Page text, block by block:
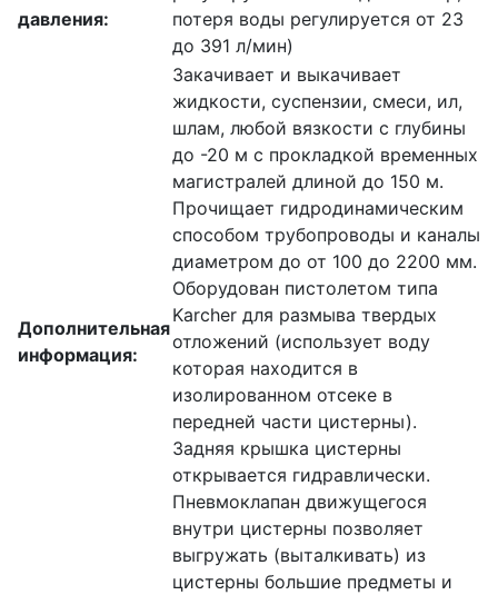
давления:
потеря воды регулируется от 23
до 391 л/мин)
Дополнительная
информация:
Закачивает и выкачивает
жидкости, суспензии, смеси, ил,
шлам, любой вязкости с глубины
до -20 м с прокладкой временных
магистралей длиной до 150 м.
Прочищает гидродинамическим
способом трубопроводы и каналы
диаметром до от 100 до 2200 мм.
Оборудован пистолетом типа
Karcher для размыва твердых
отложений (использует воду
которая находится в
изолированном отсеке в
передней части цистерны).
Задняя крышка цистерны
открывается гидравлически.
Пневмоклапан движущегося
внутри цистерны позволяет
выгружать (выталкивать) из
цистерны большие предметы и